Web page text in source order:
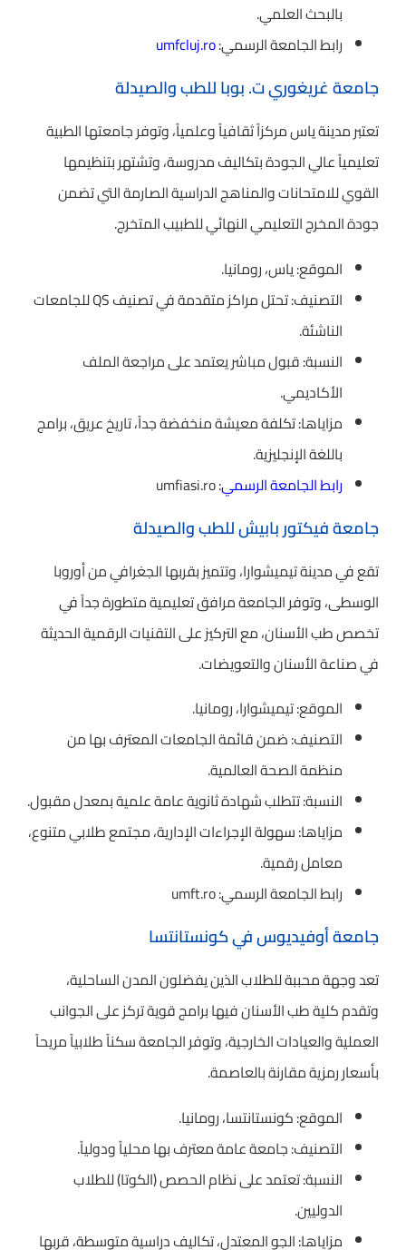
بالبحث العلمي.
رابط الجامعة الرسمي:umfcluj.ro
جامعة غريغوري ت. بوبا للطب والصيدلة
تعتبر مدينة ياس مركزاً ثقافياً وعلمياً، وتوفر جامعتها الطبية
تعليمياً عالي الجودة بتكاليف مدروسة، وتشتهر بتنظيمها
القوي للامتحانات والمناهج الدراسية الصارمة التي تضمن
جودة المخرج التعليمي النهائي للطبيب المتخرج.
الموقع: ياس، رومانيا.
التصنيف: تحتل مراكز متقدمة في تصنيف QS للجامعات
الناشئة.
النسبة: قبول مباشر يعتمد على مراجعة الملف
الأكاديمي.
مزاياها: تكلفة معيشة منخفضة جداً، تاريخ عريق، برامج
باللغة الإنجليزية.
رابط الجامعة الرسمي: umfiasi.ro
جامعة فيكتور بابيش للطب والصيدلة
تقع في مدينة تيميشوارا، وتتميز بقربها الجغرافي من أوروبا
الوسطى، وتوفر الجامعة مرافق تعليمية متطورة جداً في
تخصص طب الأسنان، مع التركيز على التقنيات الرقمية الحديثة
في صناعة الأسنان والتعويضات.
الموقع: تيميشوارا، رومانيا.
التصنيف: ضمن قائمة الجامعات المعترف بها من
منظمة الصحة العالمية.
النسبة: تتطلب شهادة ثانوية عامة علمية بمعدل مقبول.
مزاياها: سهولة الإجراءات الإدارية، مجتمع طلابي متنوع،
معامل رقمية.
رابط الجامعة الرسمي: umft.ro
جامعة أوفيديوس في كونستانتسا
تعد وجهة محببة للطلاب الذين يفضلون المدن الساحلية،
وتقدم كلية طب الأسنان فيها برامج قوية تركز على الجوانب
العملية والعيادات الخارجية، وتوفر الجامعة سكناً طلابياً مريحاً
بأسعار رمزية مقارنة بالعاصمة.
الموقع: كونستانتسا، رومانيا.
التصنيف: جامعة عامة معترف بها محلياً ودولياً.
النسبة: تعتمد على نظام الحصص (الكوتا) للطلاب
الدوليين.
مزاياها: الجو المعتدل، تكاليف دراسية متوسطة، قربها